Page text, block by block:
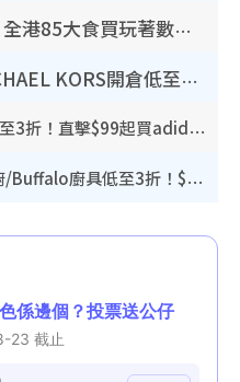
【8月生日優惠2026】全港85大食買玩著數攻略 自助餐/火鍋放題同行免費＋誠品/DONKI送現金券
開倉優惠｜銅鑼灣MICHAEL KORS開倉低至17折！直擊$500起買手袋/銀包/鞋款 必買經典Jet Set系列
開倉優惠｜馬拉松開倉低至3折！直擊$99起買adidas／New Balance／Puma鞋款 STANLEY保溫杯劈價至$119起
廚具優惠｜普樂氏/意美廚/Buffalo廚具低至3折！$89起買煎鍋／炒鑊／個人鍋 同場小家電激減至$99起